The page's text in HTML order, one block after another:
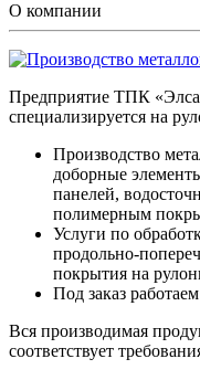
О компании
Предприятие ТПК
специализируется на
Производство
доборные
панелей,
полимерным
Услуги по
продольно-
покрытия на
Под заказ
Вся производимая
соответствует